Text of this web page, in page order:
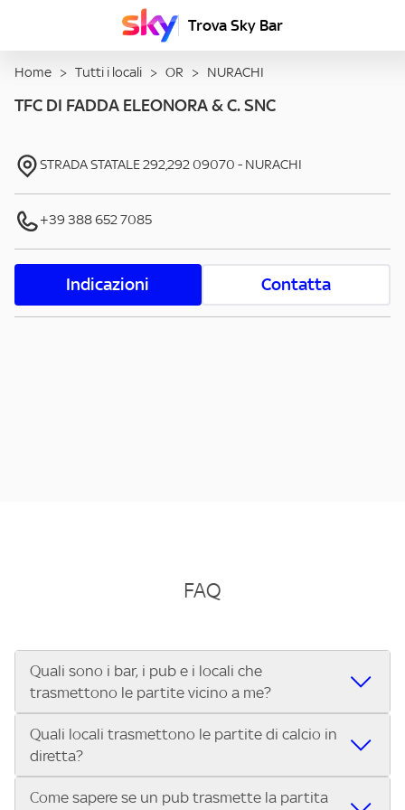
Trova Sky Bar
Home > Tutti i locali > OR > NURACHI
TFC DI FADDA ELEONORA & C. SNC
STRADA STATALE 292,292 09070 - NURACHI
+39 388 652 7085
Indicazioni Contatta
FAQ
Quali sono i bar, i pub e i locali che
trasmettono le partite vicino a me?
Se cerchi un bar, pub, ristorante o locale vicino a te per
vedere le partite di Serie A ENILIVE, la Serie C Sky Wifi, la
UEFA Champions League, la UEFA Europa League, la UEFA
Conference League, il Tennis, la Formula 1®, la MotoGP™ e
Quali locali trasmettono le partite di calcio in
diretta?
Vuoi sapere quali bar, pub o ristoranti mostrano le partite
Come sapere se un pub trasmette la partita